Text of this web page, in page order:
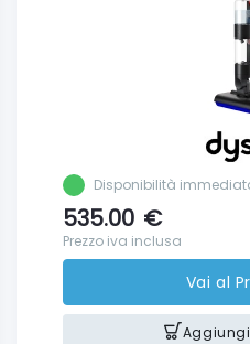
Disponibilità
535.00 €
Prezzo iva inclusa
Vai al